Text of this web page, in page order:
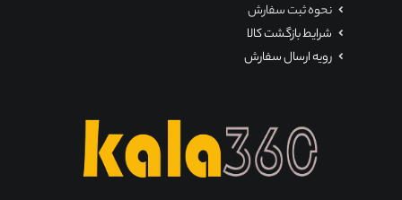
نحوه ثبت سفارش
شرایط بازگشت کالا
رویه ارسال سفارش